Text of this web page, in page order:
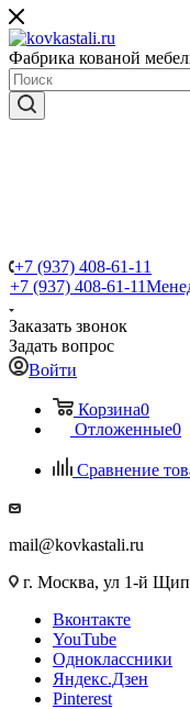
Фабрика кованой
+7 (937) 408-61-11
+7 (937) 408-61-11
Заказать звонок
Задать вопрос
Войти
Корзина0
Отложенные0
Сравнение
mail@kovkastali.ru
г. Москва, ул 1-й
Вконтакте
YouTube
Одноклассники
Яндекс.Дзен
Pinterest